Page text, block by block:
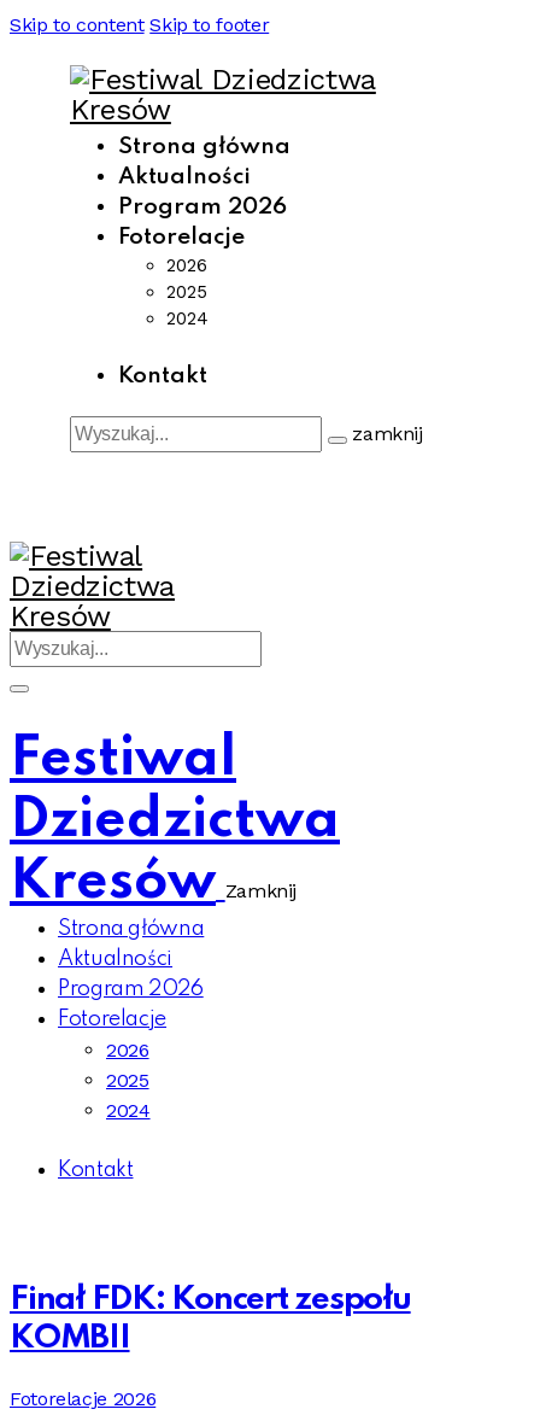
Skip to content Skip to footer
Strona główna
Aktualności
Program 2026
Fotorelacje
2026
2025
2024
Kontakt
zamknij
Festiwal
Dziedzictwa
Kresów Zamknij
Strona główna
Aktualności
Program 2026
Fotorelacje
2026
2025
2024
Kontakt
Finał FDK: Koncert zespołu
KOMBII
Fotorelacje 2026